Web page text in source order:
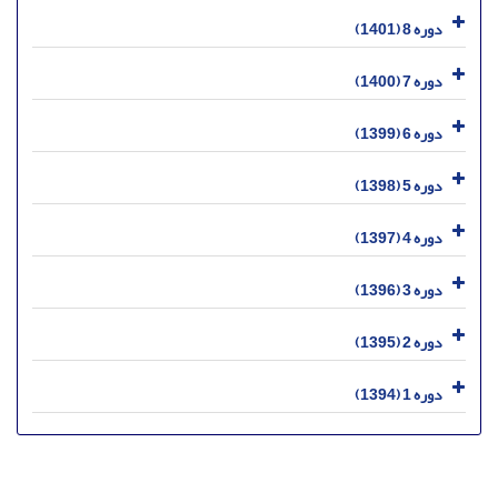
دوره 8 (1401)
دوره 7 (1400)
دوره 6 (1399)
دوره 5 (1398)
دوره 4 (1397)
دوره 3 (1396)
دوره 2 (1395)
دوره 1 (1394)